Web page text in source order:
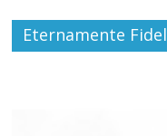
Eternamente Fidel